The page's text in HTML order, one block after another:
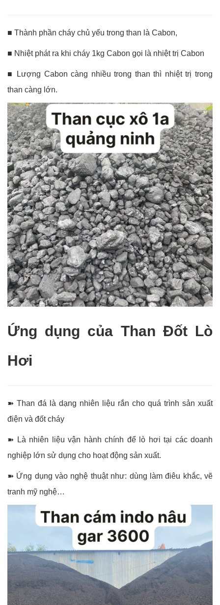
■ Thành phần cháy chủ yếu trong than là Cabon,
■ Nhiệt phát ra khi cháy 1kg Cabon gọi là nhiệt trị Cabon
■ Lượng Cabon càng nhiều trong than thì nhiệt trị trong
than càng lớn.
Ứng dụng của Than Đốt Lò
Hơi
➽ Than đá là dạng nhiên liệu rắn cho quá trình sản xuất
điện và đốt cháy
➽ Là nhiên liệu vận hành chính để lò hơi tại các doanh
nghiệp lớn sử dụng cho hoạt động sản xuất.
➽ Ứng dụng vào nghệ thuật như: dùng làm điêu khắc, vẽ
tranh mỹ nghệ…